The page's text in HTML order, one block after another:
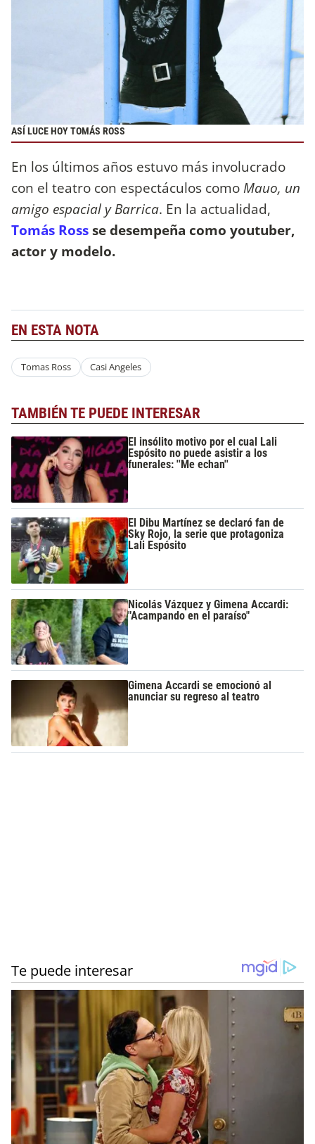
ASÍ LUCE HOY TOMÁS ROSS
En los últimos años estuvo más involucrado
con el teatro con espectáculos comoMauo, un
amigo espacial y Barrica. En la actualidad,
Tomás Rossse desempeña como youtuber,
actor y modelo.
EN ESTA NOTA
Tomas Ross Casi Angeles
TAMBIÉN TE PUEDE INTERESAR
El insólito motivo por el cual Lali
Espósito no puede asistir a los
funerales: ''Me echan''
El Dibu Martínez se declaró fan de
Sky Rojo, la serie que protagoniza
Lali Espósito
Nicolás Vázquez y Gimena Accardi:
"Acampando en el paraíso"
Gimena Accardi se emocionó al
anunciar su regreso al teatro